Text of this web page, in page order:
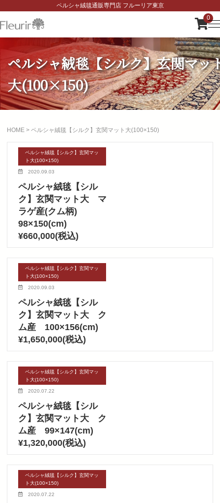
ペルシャ絨毯通販専門店 フルーリア東京
0
ペルシャ絨毯【シルク】玄関マッ
大(100×150)
HOME >ペルシャ絨毯【シルク】玄関マット大(100×150)
ペルシャ絨毯【シルク】玄関マッ
ト大(100×150)
2020.09.03
ペルシャ絨毯【シル
ク】玄関マット大 マ
ラゲ産(クム柄)
98×150(cm)
¥660,000(税込)
ペルシャ絨毯【シルク】玄関マッ
ト大(100×150)
2020.09.03
ペルシャ絨毯【シル
ク】玄関マット大 ク
ム産 100×156(cm)
¥1,650,000(税込)
ペルシャ絨毯【シルク】玄関マッ
ト大(100×150)
2020.07.22
ペルシャ絨毯【シル
ク】玄関マット大 ク
ム産 99×147(cm)
¥1,320,000(税込)
ペルシャ絨毯【シルク】玄関マッ
ト大(100×150)
2020.07.22